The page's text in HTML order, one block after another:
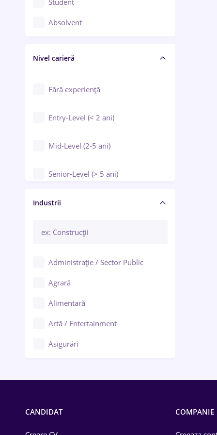
Controlul calității
Educație / Training / Arte
Student
Absolvent
Nivel carieră
Fără experiență
Entry-Level (< 2 ani)
Mid-Level (2-5 ani)
Senior-Level (> 5 ani)
Manager / Executiv
Industrii
Administrație / Sector Public
Agrară
Alimentară
Artă / Entertainment
Asigurări
CANDIDAT COMPANIE